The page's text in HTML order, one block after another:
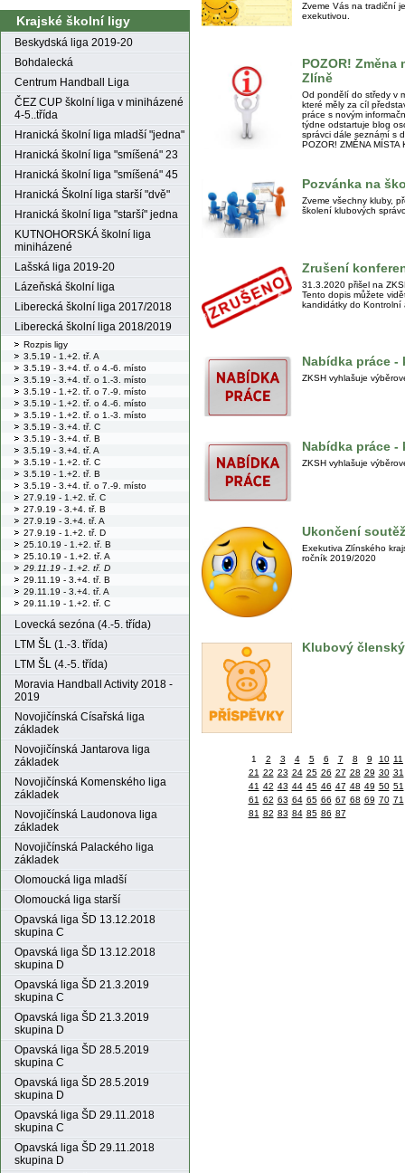
Krajské školní ligy
Beskydská liga 2019-20
Bohdalecká
Centrum Handball Liga
ČEZ CUP školní liga v miniházené
4-5..třída
Hranická školní liga mladší "jedna"
Hranická školní liga "smíšená" 23
Hranická školní liga "smíšená" 45
Hranická Školní liga starší "dvě"
Hranická školní liga "starší" jedna
KUTNOHORSKÁ školní liga
miniházené
Lašská liga 2019-20
Lázeňská školní liga
Liberecká školní liga 2017/2018
Liberecká školní liga 2018/2019
Rozpis ligy
3.5.19 - 1.+2. tř. A
3.5.19 - 3.+4. tř. o 4.-6. místo
3.5.19 - 3.+4. tř. o 1.-3. místo
3.5.19 - 1.+2. tř. o 7.-9. místo
3.5.19 - 1.+2. tř. o 4.-6. místo
3.5.19 - 1.+2. tř. o 1.-3. místo
3.5.19 - 3.+4. tř. C
3.5.19 - 3.+4. tř. B
3.5.19 - 3.+4. tř. A
3.5.19 - 1.+2. tř. C
3.5.19 - 1.+2. tř. B
3.5.19 - 3.+4. tř. o 7.-9. místo
27.9.19 - 1.+2. tř. C
27.9.19 - 3.+4. tř. B
27.9.19 - 3.+4. tř. A
27.9.19 - 1.+2. tř. D
25.10.19 - 1.+2. tř. B
25.10.19 - 1.+2. tř. A
29.11.19 - 1.+2. tř. D
29.11.19 - 3.+4. tř. B
29.11.19 - 3.+4. tř. A
29.11.19 - 1.+2. tř. C
Lovecká sezóna (4.-5. třída)
LTM ŠL (1.-3. třída)
LTM ŠL (4.-5. třída)
Moravia Handball Activity 2018 -
2019
Novojičínská Císařská liga
základek
Novojičínská Jantarova liga
základek
Novojičínská Komenského liga
základek
Novojičínská Laudonova liga
základek
Novojičínská Palackého liga
základek
Olomoucká liga mladší
Olomoucká liga starší
Opavská liga ŠD 13.12.2018
skupina C
Opavská liga ŠD 13.12.2018
skupina D
Opavská liga ŠD 21.3.2019
skupina C
Opavská liga ŠD 21.3.2019
skupina D
Opavská liga ŠD 28.5.2019
skupina C
Opavská liga ŠD 28.5.2019
skupina D
Opavská liga ŠD 29.11.2018
skupina C
Opavská liga ŠD 29.11.2018
skupina D
Zveme Vás na tradiční
exekutivou.
POZOR! Změna
Zlíně
Od pondělí do středy v
které měly za cíl
práce s novým
týdne odstartuje blog
správci dále seznámí s
POZOR! ZMĚNA
Pozvánka na
Zveme všechny kluby,
školení klubových
Zrušení
31.3.2020 přišel na
Tento dopis můžete
kandidátky do Kontrolní
Nabídka práce -
ZKSH vyhlašuje
Nabídka práce -
ZKSH vyhlašuje
Ukončení
Exekutiva Zlínského
ročník 2019/2020
Klubový
1 2 3 4 5 6 7 8 9 10 11
21 22 23 24 25 26 27 28 29 30 31
41 42 43 44 45 46 47 48 49 50 51
61 62 63 64 65 66 67 68 69 70 71
81 82 83 84 85 86 87